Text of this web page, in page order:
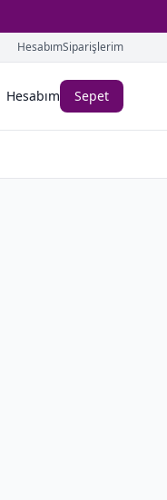
HesabımSiparişlerim
Hesabım Sepet